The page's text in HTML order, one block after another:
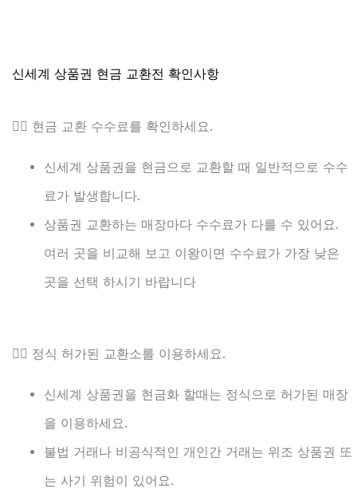
신세계 상품권 현금 교환전 확인사항
👉🏻 현금 교환 수수료를 확인하세요.
신세계 상품권을 현금으로 교환할 때 일반적으로 수수
료가 발생합니다.
상품권 교환하는 매장마다 수수료가 다를 수 있어요.
여러 곳을 비교해 보고 이왕이면 수수료가 가장 낮은
곳을 선택 하시기 바랍니다
👉🏻 정식 허가된 교환소를 이용하세요.
신세계 상품권을 현금화 할때는 정식으로 허가된 매장
을 이용하세요.
불법 거래나 비공식적인 개인간 거래는 위조 상품권 또
는 사기 위험이 있어요.